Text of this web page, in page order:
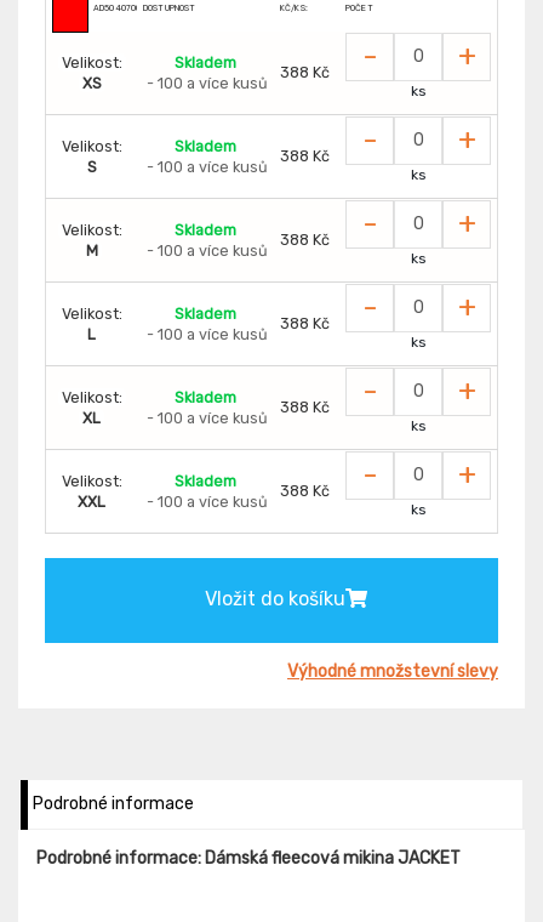
AD5040700 DOSTUPNOST KČ/KS: POČET
Velikost:
XS
Skladem
- 100 a více kusů
388 Kč - +
ks
Velikost:
S
Skladem
- 100 a více kusů
388 Kč - +
ks
Velikost:
M
Skladem
- 100 a více kusů
388 Kč - +
ks
Velikost:
L
Skladem
- 100 a více kusů
388 Kč - +
ks
Velikost:
XL
Skladem
- 100 a více kusů
388 Kč - +
ks
Velikost:
XXL
Skladem
- 100 a více kusů
388 Kč - +
ks
Vložit do košíku
Výhodné množstevní slevy
Podrobné informace
Podrobné informace: Dámská fleecová mikina JACKET